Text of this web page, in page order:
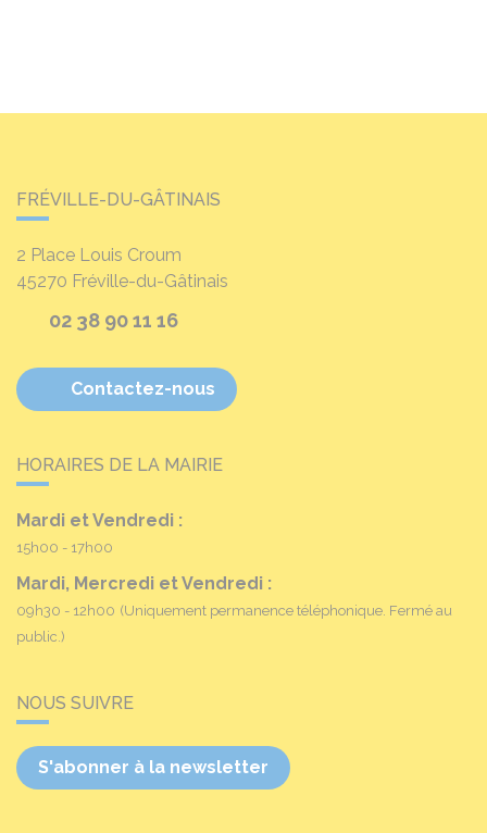
FRÉVILLE-DU-GÂTINAIS
2 Place Louis Croum
45270 Fréville-du-Gâtinais
02 38 90 11 16
Contactez-nous
HORAIRES DE LA MAIRIE
Mardi et Vendredi :
15h00 - 17h00
Mardi, Mercredi et Vendredi :
09h30 - 12h00 (Uniquement permanence téléphonique. Fermé au
public.)
NOUS SUIVRE
S'abonner à la newsletter